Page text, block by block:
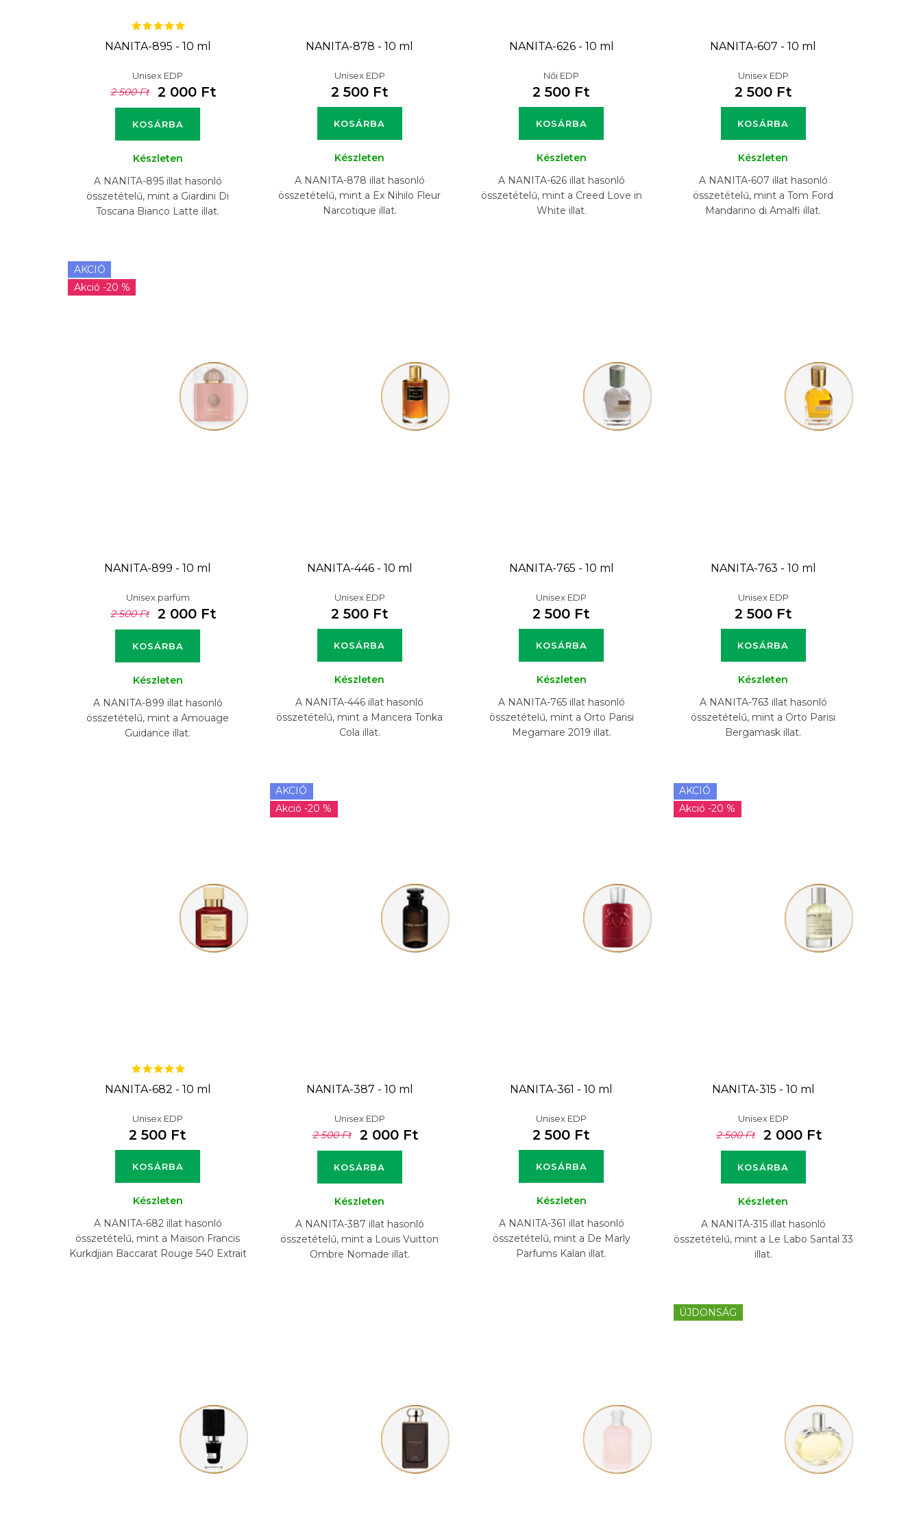
NANITA-895 - 10 ml
Unisex EDP
2 500 Ft 2 000 Ft
KOSÁRBA
Készleten
A NANITA-895 illat hasonló
összetételű, mint a Giardini Di
Toscana Bianco Latte illat.
NANITA-878 - 10 ml
Unisex EDP
2 500 Ft
KOSÁRBA
Készleten
A NANITA-878 illat hasonló
összetételű, mint a Ex Nihilo Fleur
Narcotique illat.
NANITA-626 - 10 ml
Női EDP
2 500 Ft
KOSÁRBA
Készleten
A NANITA-626 illat hasonló
összetételű, mint a Creed Love in
White illat.
NANITA-607 - 10 ml
Unisex EDP
2 500 Ft
KOSÁRBA
Készleten
A NANITA-607 illat hasonló
összetételű, mint a Tom Ford
Mandarino di Amalfi illat.
AKCIÓ
-20 %
NANITA-899 - 10 ml
Unisex parfüm
2 500 Ft 2 000 Ft
KOSÁRBA
Készleten
A NANITA-899 illat hasonló
összetételű, mint a Amouage
Guidance illat.
NANITA-446 - 10 ml
Unisex EDP
2 500 Ft
KOSÁRBA
Készleten
A NANITA-446 illat hasonló
összetételű, mint a Mancera Tonka
Cola illat.
NANITA-765 - 10 ml
Unisex EDP
2 500 Ft
KOSÁRBA
Készleten
A NANITA-765 illat hasonló
összetételű, mint a Orto Parisi
Megamare 2019 illat.
NANITA-763 - 10 ml
Unisex EDP
2 500 Ft
KOSÁRBA
Készleten
A NANITA-763 illat hasonló
összetételű, mint a Orto Parisi
Bergamask illat.
NANITA-682 - 10 ml
Unisex EDP
2 500 Ft
KOSÁRBA
Készleten
A NANITA-682 illat hasonló
összetételű, mint a Maison Francis
Kurkdjian Baccarat Rouge 540 Extrait
AKCIÓ
-20 %
NANITA-387 - 10 ml
Unisex EDP
2 500 Ft 2 000 Ft
KOSÁRBA
Készleten
A NANITA-387 illat hasonló
összetételű, mint a Louis Vuitton
Ombre Nomade illat.
NANITA-361 - 10 ml
Unisex EDP
2 500 Ft
KOSÁRBA
Készleten
A NANITA-361 illat hasonló
összetételű, mint a De Marly
Parfums Kalan illat.
AKCIÓ
-20 %
NANITA-315 - 10 ml
Unisex EDP
2 500 Ft 2 000 Ft
KOSÁRBA
Készleten
A NANITA-315 illat hasonló
összetételű, mint a Le Labo Santal 33
illat.
ÚJDONSÁG